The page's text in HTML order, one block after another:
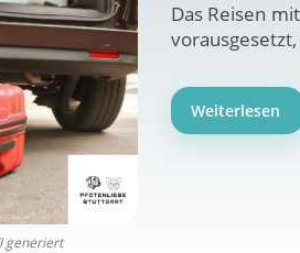
generiert
Das Reisen
Weiterlesen